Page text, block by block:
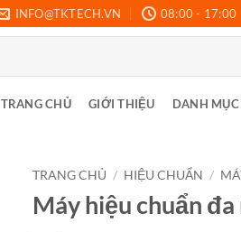
INFO@TKTECH.VN 08:00 - 17:00
TRANG CHỦ GIỚI THIỆU DANH
TRANG CHỦ / HIỆU CHUẨN /
Máy hiệu chuẩn